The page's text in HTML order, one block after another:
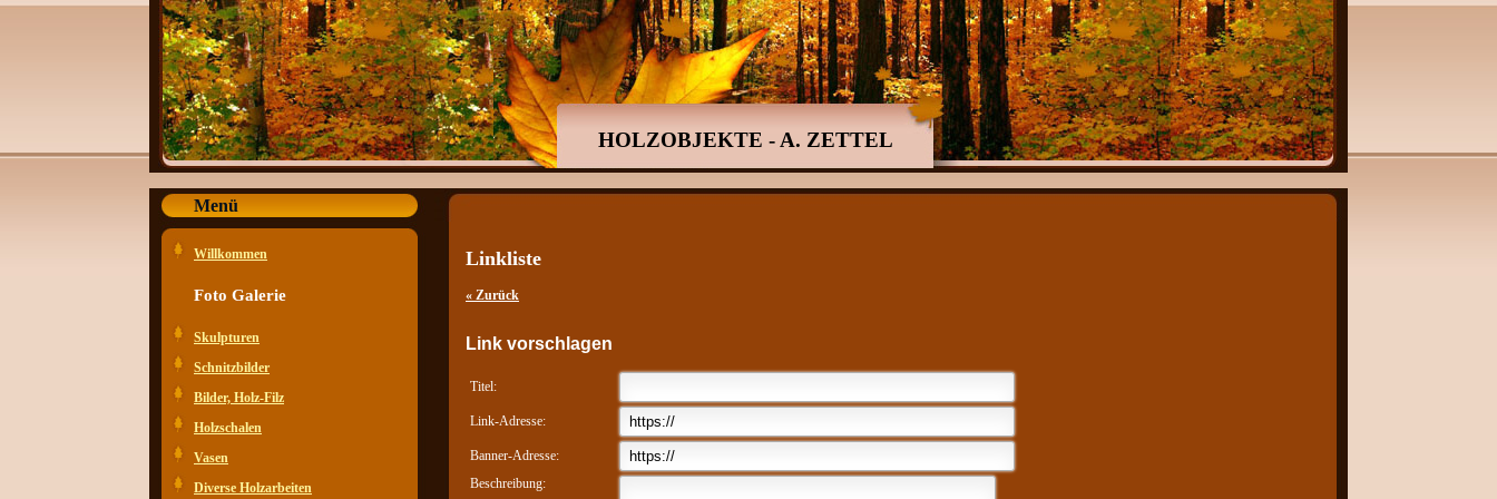
HOLZOBJEKTE - A. ZETTEL
Menü
Willkommen
Foto Galerie
Skulpturen
Schnitzbilder
Bilder, Holz-Filz
Holzschalen
Vasen
Diverse Holzarbeiten
Linkliste
« Zurück
Link vorschlagen
Titel:
Link-Adresse:
Banner-Adresse:
Beschreibung: